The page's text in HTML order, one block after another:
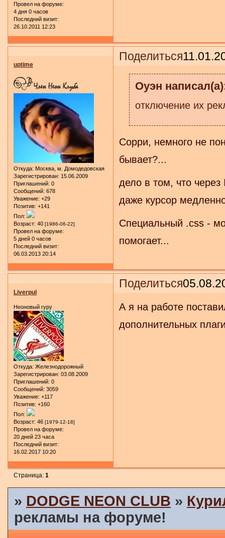
Провел на форуме:
4 дня 0 часов
Последний визит:
26.10.2011 12:23
Поделиться
uptime
Откуда: Москва, м. Домодедовская
Зарегистрирован: 15.06.2009
Приглашений: 0
Сообщений: 678
Уважение: +29
Позитив: +141
Пол:
Возраст: 40 [1986-06-22]
Провел на форуме:
5 дней 0 часов
Последний визит:
06.03.2013 20:14
Оуэн
отключение их
Сорри, немного не
бывает?...
дело в том, что
даже курсор
Специальный .css -
помогает...
Поделиться
Liverpul
Неоновый гуру
Откуда: Железнодорожный
Зарегистрирован: 03.08.2009
Приглашений: 0
Сообщений: 3059
Уважение: +117
Позитив: +160
Пол:
Возраст: 46 [1979-12-18]
Провел на форуме:
20 дней 23 часа
Последний визит:
16.02.2017 10:20
А я на работе
дополнительных
Страница:1
» DODGE NEON CLUB »
рекламы на форуме!